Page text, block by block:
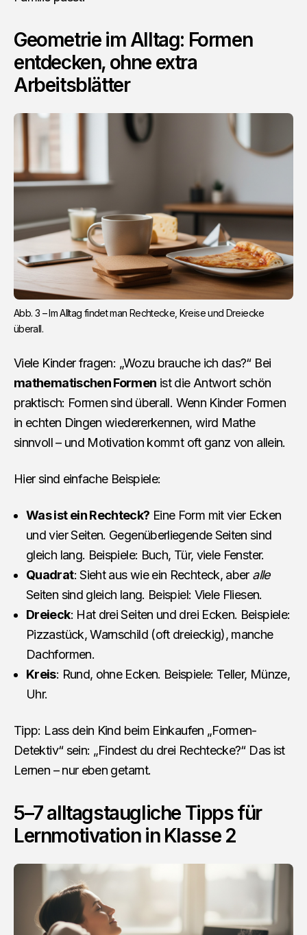
Geometrie im Alltag: Formen
entdecken, ohne extra
Arbeitsblätter
Abb. 3 – Im Alltag findet man Rechtecke, Kreise und Dreiecke
überall.
Viele Kinder fragen: „Wozu brauche ich das?“ Bei
mathematischen Formen ist die Antwort schön
praktisch: Formen sind überall. Wenn Kinder Formen
in echten Dingen wiedererkennen, wird Mathe
sinnvoll – und Motivation kommt oft ganz von allein.
Hier sind einfache Beispiele:
Was ist ein Rechteck? Eine Form mit vier Ecken
und vier Seiten. Gegenüberliegende Seiten sind
gleich lang. Beispiele: Buch, Tür, viele Fenster.
Quadrat: Sieht aus wie ein Rechteck, aber alle
Seiten sind gleich lang. Beispiel: Viele Fliesen.
Dreieck: Hat drei Seiten und drei Ecken. Beispiele:
Pizzastück, Warnschild (oft dreieckig), manche
Dachformen.
Kreis: Rund, ohne Ecken. Beispiele: Teller, Münze,
Uhr.
Tipp: Lass dein Kind beim Einkaufen „Formen-
Detektiv“ sein: „Findest du drei Rechtecke?“ Das ist
Lernen – nur eben getarnt.
5–7 alltagstaugliche Tipps für
Lernmotivation in Klasse 2